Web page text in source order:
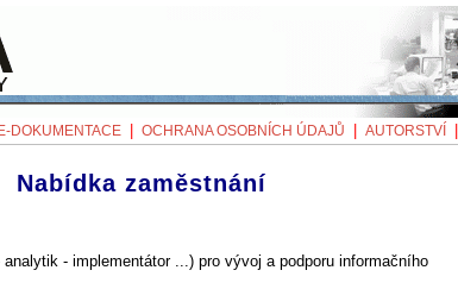
E-DOKUMENTACE OCHRANA OSOBNÍCH ÚDAJŮ AUTORSTVÍ
Nabídka zaměstnání
- implementátor ...) pro vývoj a podporu informačního